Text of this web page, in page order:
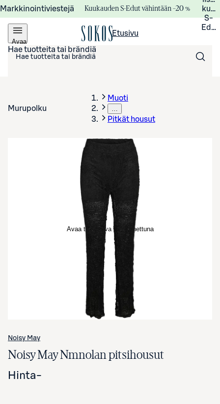
Markkinointiviestejä Kuukauden S-Edut vähintään –20 %
S-
Avaa
valikko
Etusivu
Hae tuotteita tai brändiä
Murupolku
Muoti
…
Pitkät housut
Avaa tuotekuva suurennettuna
Noisy May
Noisy May Nmnolan pitsihousut
Hinta-